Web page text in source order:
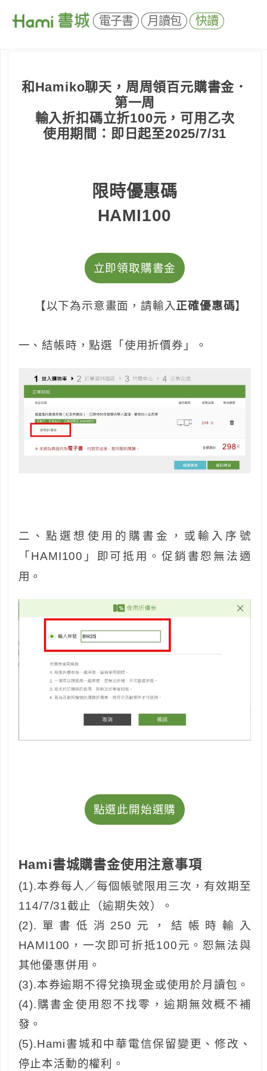
電子書 月讀包 快讀
和Hamiko聊天，周周領百元購書金．
第一周
輸入折扣碼立折100元，可用乙次
使用期間：即日起至2025/7/31
限時優惠碼
HAMI100
立即領取購書金
【以下為示意畫面，請輸入正確優惠碼】
一、結帳時，點選「使用折價券」。
二、點選想使用的購書金，或輸入序號
「HAMI100」即可抵用。促銷書恕無法適
用。
點選此開始選購
Hami書城購書金使用注意事項
(1).本券每人／每個帳號限用三次，有效期至
114/7/31截止（逾期失效）。
(2).單書低消250元，結帳時輸入
HAMI100，一次即可折抵100元。恕無法與
其他優惠併用。
(3).本券逾期不得兌換現金或使用於月讀包。
(4).購書金使用恕不找零，逾期無效概不補
發。
(5).Hami書城和中華電信保留變更、修改、
停止本活動的權利。